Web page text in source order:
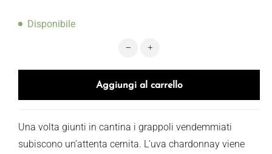
Disponibile
DOMAINE MICHEL MALLARD
Aggiungi al carrello
Una volta giunti in cantina i grappoli vendemmiati
subiscono un’attenta cernita. L’uva chardonnay viene